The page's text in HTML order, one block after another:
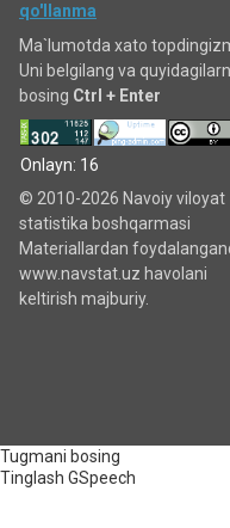
qo'llanma
Ma`lumotda xato
Uni belgilang va
bosing Ctrl + Enter
Onlayn: 16
© 2010-2026 Navoiy viloyat
statistika boshqarmasi
Materiallardan
www.navstat.uz havolani
keltirish majburiy.
Tugmani bosing
Tinglash GSpeech